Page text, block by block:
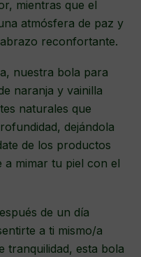
mientras que el
atmósfera de paz y
reconfortante.
nuestra bola para
naranja y vainilla
naturales que
dejándola
de los productos
a mimar tu piel con el
de un día
a ti mismo/a
tranquilidad, esta bola